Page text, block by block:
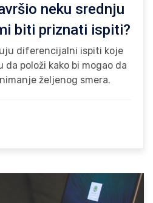
neku srednju
biti priznati ispiti?
diferencijalni ispiti koje
da položi kako bi mogao da
željenog smera.